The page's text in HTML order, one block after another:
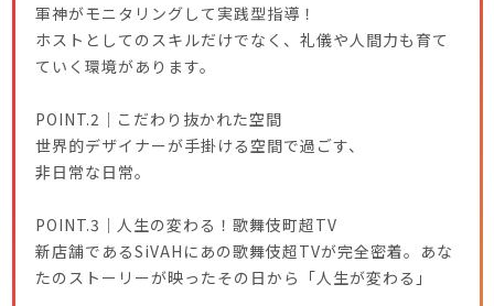
軍神がモニタリングして実践型指導！
ホストとしてのスキルだけでなく、礼儀や人間力も育て
ていく環境があります。
POINT.2｜こだわり抜かれた空間
世界的デザイナーが手掛ける空間で過ごす、
非日常な日常。
POINT.3｜人生の変わる！歌舞伎町超TV
新店舗であるSiVAHにあの歌舞伎超TVが完全密着。あな
たのストーリーが映ったその日から「人生が変わる」